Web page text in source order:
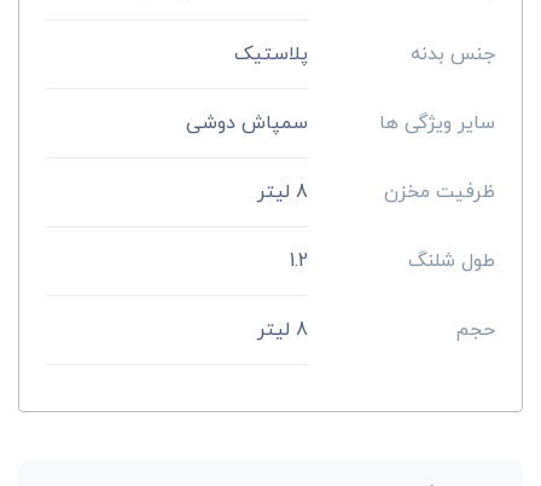
جنس بدنه پلاستیک
سایر ویژگی ها سمپاش دوشی
ظرفیت مخزن 8 لیتر
طول شلنگ 1.2
حجم 8 لیتر